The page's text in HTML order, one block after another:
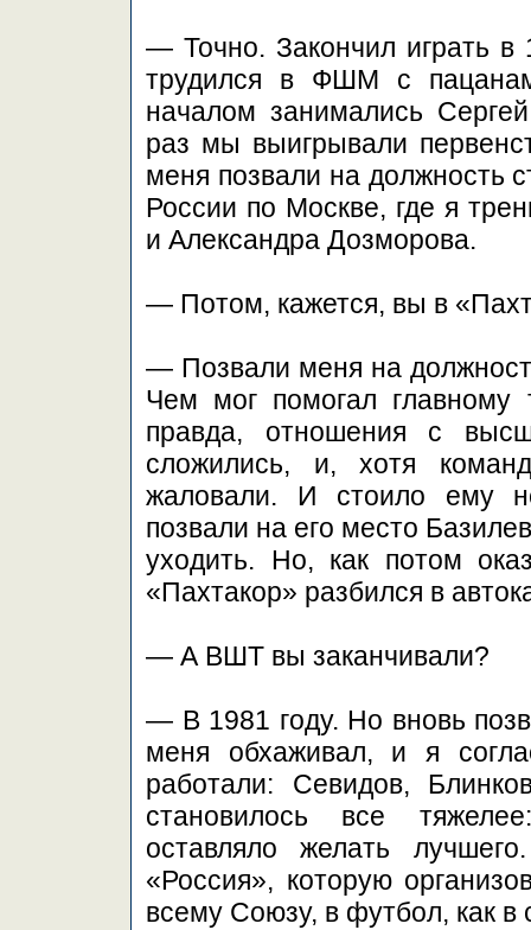
— Точно. Закончил играть
трудился в ФШМ с
началом занимались
раз мы выигрывали
меня позвали на должность
России по Москве, где я
и Александра Дозморова.
— Потом, кажется, вы в
— Позвали меня на
Чем мог помогал главному
правда, отношения с
сложились, и, хотя
жаловали. И стоило ему
позвали на его место
уходить. Но, как потом
«Пахтакор» разбился в
— А ВШТ вы заканчивали?
— В 1981 году. Но вновь
меня обхаживал, и я
работали: Севидов,
становилось все
оставляло желать
«Россия», которую
всему Союзу, в футбол, как в